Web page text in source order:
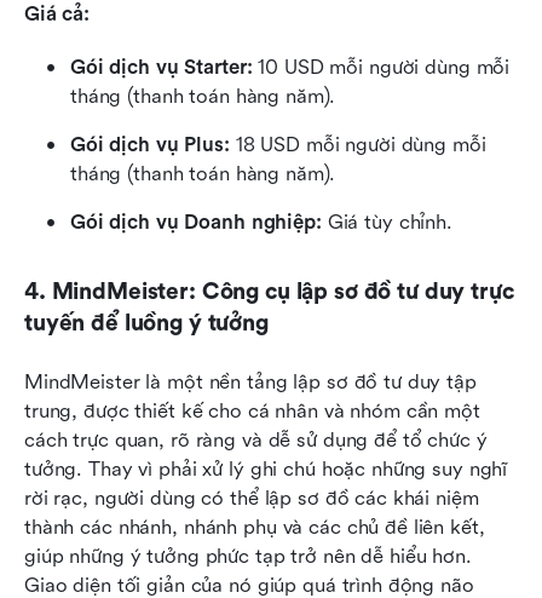
Giá cả:
Gói dịch vụ Starter: 10 USD mỗi người dùng mỗi
tháng (thanh toán hàng năm).
Gói dịch vụ Plus: 18 USD mỗi người dùng mỗi
tháng (thanh toán hàng năm).
Gói dịch vụ Doanh nghiệp: Giá tùy chỉnh.
4. MindMeister: Công cụ lập sơ đồ tư duy trực
tuyến để luồng ý tưởng
MindMeister là một nền tảng lập sơ đồ tư duy tập
trung, được thiết kế cho cá nhân và nhóm cần một
cách trực quan, rõ ràng và dễ sử dụng để tổ chức ý
tưởng. Thay vì phải xử lý ghi chú hoặc những suy nghĩ
rời rạc, người dùng có thể lập sơ đồ các khái niệm
thành các nhánh, nhánh phụ và các chủ đề liên kết,
giúp những ý tưởng phức tạp trở nên dễ hiểu hơn.
Giao diện tối giản của nó giúp quá trình động não